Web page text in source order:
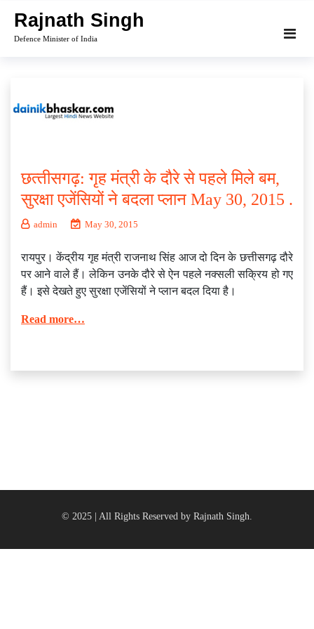
content
Rajnath Singh
Defence Minister of India
छत्‍तीसगढ़: गृह मंत्री के दौरे से पहले मिले बम,
सुरक्षा एजेंसियों ने बदला प्‍लान May 30, 2015 .
admin May 30, 2015
रायपुर। केंद्रीय गृह मंत्री राजनाथ सिंह आज दो दिन के छत्तीसगढ़ दौरे
पर आने वाले हैं। लेकिन उनके दौरे से ऐन पहले नक्‍सली सक्रिय हो गए
हैं। इसे देखते हुए सुरक्षा एजेंसियों ने प्‍लान बदल दिया है।
Read more…
© 2025 | All Rights Reserved by Rajnath Singh.